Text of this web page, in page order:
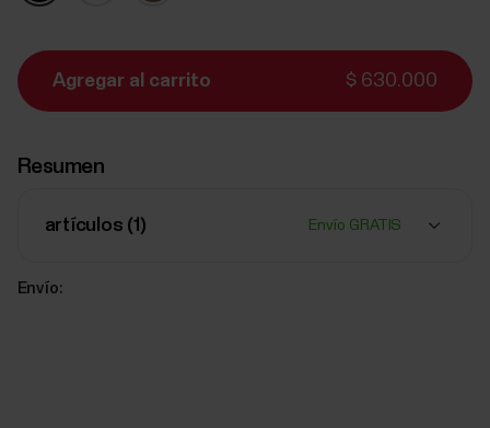
Agregar al carrito $ 630.000
Resumen
artículos (1 ) Envío GRATIS
Envío: